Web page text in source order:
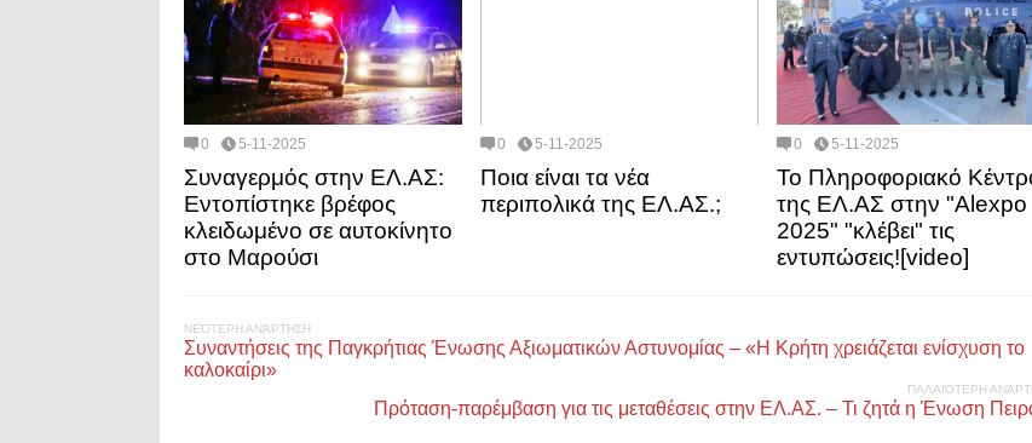
0 5-11-2025
Συναγερμός στην ΕΛ.ΑΣ:
Εντοπίστηκε βρέφος
κλειδωμένο σε αυτοκίνητο
στο Μαρούσι
0 5-11-2025
Ποια είναι τα νέα
περιπολικά της ΕΛ.ΑΣ.;
0 5-11-2025
Το Πληροφοριακό
της ΕΛ.ΑΣ στην "Alexpo
2025" "κλέβει" τις
εντυπώσεις![video]
ΝΕΌΤΕΡΗ ΑΝΆΡΤΗΣΗ
Συναντήσεις της Παγκρήτιας Ένωσης Αξιωματικών Αστυνομίας – «Η Κρήτη χρειάζεται ενίσχυση το
καλοκαίρι»
ΠΑΛΑΙΌΤΕΡΗ
Πρόταση-παρέμβαση για τις μεταθέσεις στην ΕΛ.ΑΣ. – Τι ζητά η Ένωση